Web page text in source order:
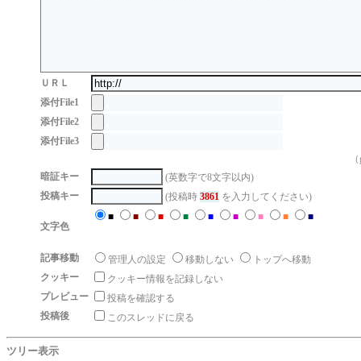
ＵＲＬ
添付File1
添付File2
添付File3
暗証キー
(英数字で8文字以内)
投稿キー
(投稿時 3861 を入力してください)
文字色
■ ■ ■ ■ ■ ■ ■ ■ ■
記事移動 管理人の設定 移動しない
トップへ移動
クッキー
クッキー情報を記録しない
プレビュー
投稿を確認する
投稿後
このスレッドに戻る
ツリー表示